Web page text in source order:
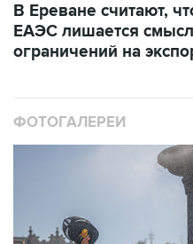
В Ереване считают,
ЕАЭС лишается
ограничений на
ФОТОГАЛЕРЕИ